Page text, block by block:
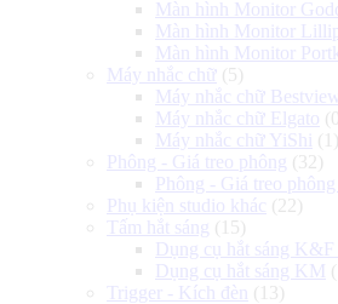
Màn hình Monitor
Màn hình Monitor
Màn hình Monitor
Máy nhắc chữ (5)
Máy nhắc chữ Bestview
Máy nhắc chữ Elgato
Máy nhắc chữ YiShi
(1)
Phông - Giá treo phông (32)
Phông - Giá treo
Phụ kiện studio khác (22)
Tấm hắt sáng (15)
Dụng cụ hắt sáng K&F
Dụng cụ hắt sáng KM
Trigger - Kích đèn
(13)